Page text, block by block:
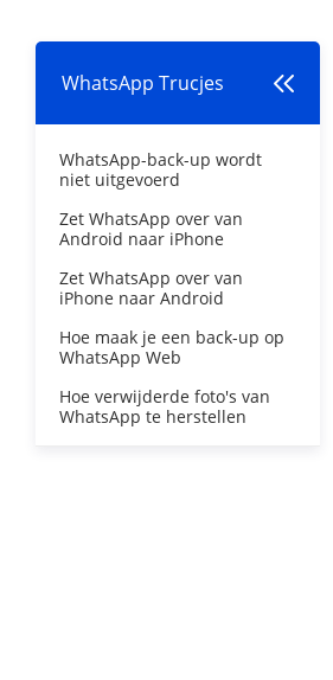
WhatsApp Trucjes
WhatsApp-back-up wordt
niet uitgevoerd
Zet WhatsApp over van
Android naar iPhone
Zet WhatsApp over van
iPhone naar Android
Hoe maak je een back-up op
WhatsApp Web
Hoe verwijderde foto's van
WhatsApp te herstellen